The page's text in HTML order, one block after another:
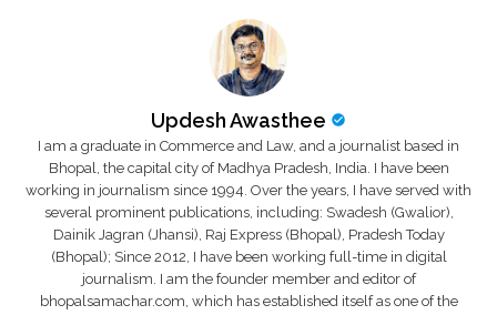
Updesh Awasthee
I am a graduate in Commerce and Law, and a journalist based in
Bhopal, the capital city of Madhya Pradesh, India. I have been
working in journalism since 1994. Over the years, I have served with
several prominent publications, including: Swadesh (Gwalior),
Dainik Jagran (Jhansi), Raj Express (Bhopal), Pradesh Today
(Bhopal); Since 2012, I have been working full-time in digital
journalism. I am the founder member and editor of
bhopalsamachar.com, which has established itself as one of the